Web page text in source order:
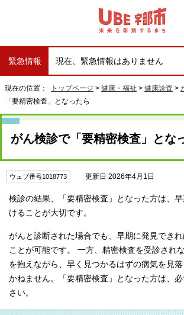
緊急情報 現在、緊急情報はありません
現在の位置： トップページ > 健康・福祉 > 健康診査 >
「要精密検査」となったら
がん検診で「要精密検査」とな
ウェブ番号1018773 更新日 2026年4月1日
検診の結果、「要精密検査」となった方は、
けることが大切です。
がんと診断された場合でも、早期に発見でき
ことが可能です。 一方、精密検査を受診され
を抱えながら、早く見つかるはずの病気を見
かねません。「要精密検査」となった方は、
さい。